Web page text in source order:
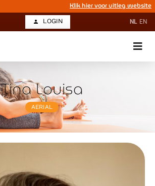
Klik hier voor uitleg website
LOGIN NL EN
Tina Louisa
AERIAL